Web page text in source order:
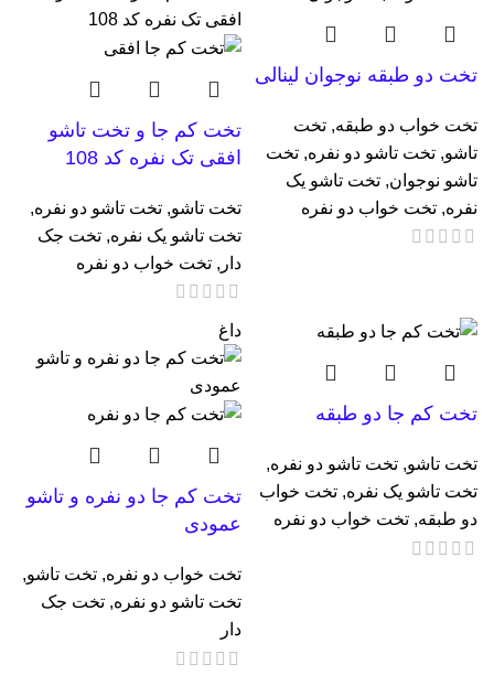
تخت دو طبقه نوجوان لینالی
تخت خواب دو طبقه, تخت
تاشو, تخت تاشو دو نفره, تخت
تاشو نوجوان, تخت تاشو یک
نفره, تخت خواب دو نفره
تخت کم جا و تخت تاشو
افقی تک نفره کد 108
تخت تاشو, تخت تاشو دو نفره,
تخت تاشو یک نفره, تخت جک
دار , تخت خواب دو نفره
تخت کم جا دو طبقه
تخت تاشو, تخت تاشو دو نفره,
تخت تاشو یک نفره, تخت خواب
دو طبقه, تخت خواب دو نفره
داغ
تخت کم جا دو نفره و تاشو
عمودی
تخت خواب دو نفره, تخت تاشو,
تخت تاشو دو نفره, تخت جک
دار